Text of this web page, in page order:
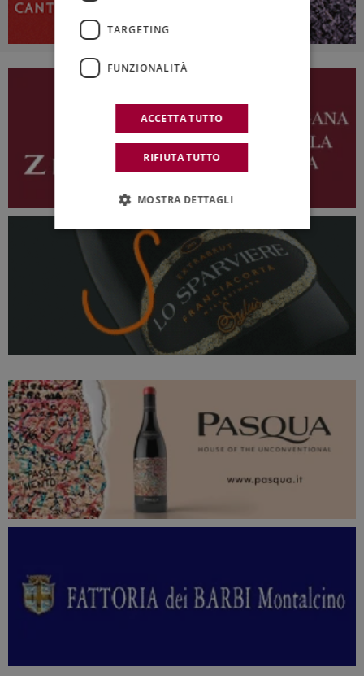
TARGETING
FUNZIONALITÀ
ACCETTA TUTTO
RIFIUTA TUTTO
MOSTRA DETTAGLI